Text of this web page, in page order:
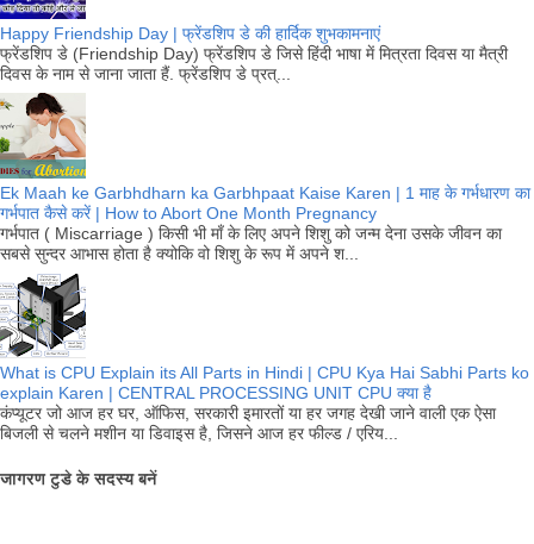
Happy Friendship Day | फ्रेंडशिप डे की हार्दिक शुभकामनाएं
फ्रेंडशिप डे (Friendship Day) फ्रेंडशिप डे जिसे हिंदी भाषा में मित्रता दिवस या मैत्री
दिवस के नाम से जाना जाता हैं. फ्रेंडशिप डे प्रत्...
Ek Maah ke Garbhdharn ka Garbhpaat Kaise Karen | 1 माह के गर्भधारण का
गर्भपात कैसे करें | How to Abort One Month Pregnancy
गर्भपात ( Miscarriage ) किसी भी माँ के लिए अपने शिशु को जन्म देना उसके जीवन का
सबसे सुन्दर आभास होता है क्योकि वो शिशु के रूप में अपने श...
What is CPU Explain its All Parts in Hindi | CPU Kya Hai Sabhi Parts ko
explain Karen | CENTRAL PROCESSING UNIT CPU क्या है
कंप्यूटर जो आज हर घर, ऑफिस, सरकारी इमारतों या हर जगह देखी जाने वाली एक ऐसा
बिजली से चलने मशीन या डिवाइस है, जिसने आज हर फील्ड / एरिय...
जागरण टुडे के सदस्य बनें